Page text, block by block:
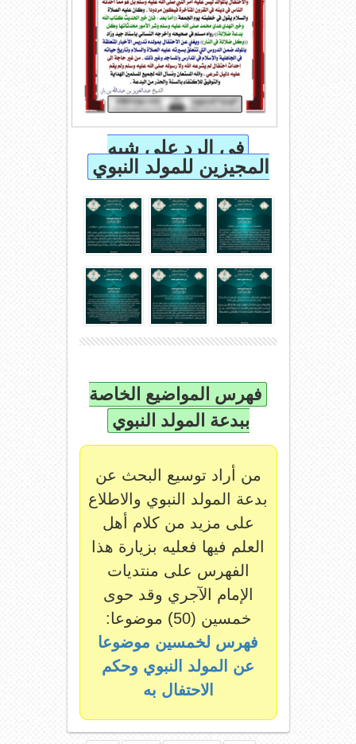
في الرد على شبه
المجيزين للمولد النبوي
فهرس المواضيع الخاصة
ببدعة المولد النبوي
من أراد توسيع البحث عن
بدعة المولد النبوي والاطلاع
على مزيد من كلام أهل
العلم فيها فعليه بزيارة هذا
الفهرس على منتديات
الإمام الآجري وقد حوى
خمسين (50) موضوعا:
فهرس لخمسين موضوعا
عن المولد النبوي وحكم
الاحتفال به